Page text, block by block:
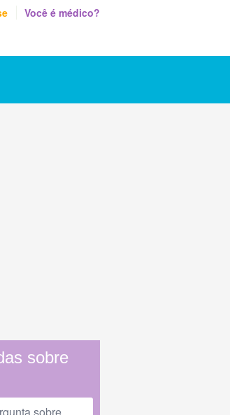
Você é médico?
sobre